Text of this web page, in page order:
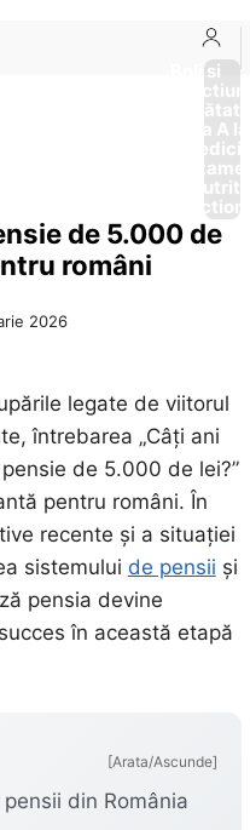
Boli si
Afectiuni
Sănătate
de la A
de 5.000 de
români
2026
legate de viitorul
întrebarea „Câți ani
de 5.000 de lei?”
pentru români. În
recente și a situației
sistemului de pensii și
pensia devine
în această etapă
[Arata/Ascunde]
din România